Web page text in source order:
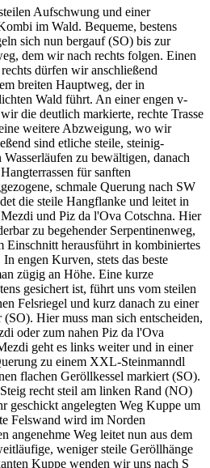
Aufschwung und einer
im Wald. Bequeme, bestens
sich nun bergauf (SO) bis zur
dem wir nach rechts folgen. Einen
dürfen wir anschließend
breiten Hauptweg, der in
Wald führt. An einer engen v-
die deutlich markierte, rechte Trasse
weitere Abzweigung, wo wir
sind etliche steile, steinig-
zu bewältigen, danach
für sanften
schmale Querung nach SW
die steile Hangflanke und leitet in
und Piz da l'Ova Cotschna. Hier
zu begehender Serpentinenweg,
Einschnitt herausführt in kombiniertes
engen Kurven, stets das beste
zügig an Höhe. Eine kurze
gesichert ist, führt uns vom steilen
Felsriegel und kurz danach zu einer
Hier muss man sich entscheiden,
oder zum nahen Piz da l'Ova
geht es links weiter und in einer
zu einem XXL-Steinmanndl
flachen Geröllkessel markiert (SO).
recht steil am linken Rand (NO)
geschickt angelegten Weg Kuppe um
Felswand wird im Norden
angenehme Weg leitet nun aus dem
weniger steile Geröllhänge
Kuppe wenden wir uns nach S